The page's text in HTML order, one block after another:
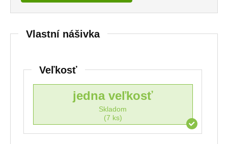
Vlastní nášivka
Veľkosť
jedna veľkosť
Skladom
(7 ks)